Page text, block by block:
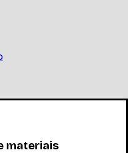
materiais